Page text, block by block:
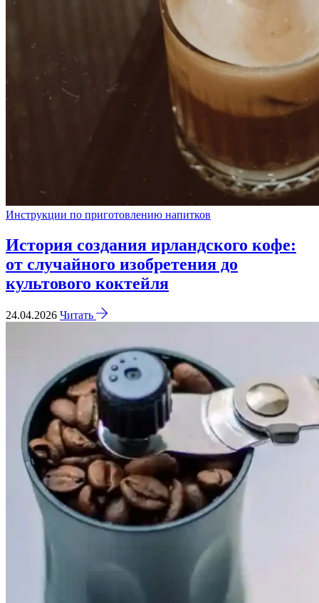
Инструкции по приготовлению напитков
История создания ирландского кофе:
от случайного изобретения до
культового коктейля
24.04.2026 Читать